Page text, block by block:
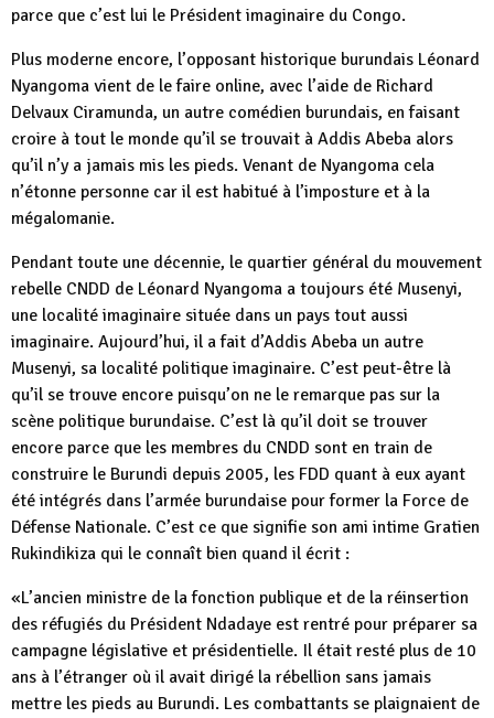
parce que c’est lui le Président imaginaire du Congo.
Plus moderne encore, l’opposant historique burundais Léonard
Nyangoma vient de le faire online, avec l’aide de Richard
Delvaux Ciramunda, un autre comédien burundais, en faisant
croire à tout le monde qu’il se trouvait à Addis Abeba alors
qu’il n’y a jamais mis les pieds. Venant de Nyangoma cela
n’étonne personne car il est habitué à l’imposture et à la
mégalomanie.
Pendant toute une décennie, le quartier général du mouvement
rebelle CNDD de Léonard Nyangoma a toujours été Musenyi,
une localité imaginaire située dans un pays tout aussi
imaginaire. Aujourd’hui, il a fait d’Addis Abeba un autre
Musenyi, sa localité politique imaginaire. C’est peut-être là
qu’il se trouve encore puisqu’on ne le remarque pas sur la
scène politique burundaise. C’est là qu’il doit se trouver
encore parce que les membres du CNDD sont en train de
construire le Burundi depuis 2005, les FDD quant à eux ayant
été intégrés dans l’armée burundaise pour former la Force de
Défense Nationale. C’est ce que signifie son ami intime Gratien
Rukindikiza qui le connaît bien quand il écrit :
«L’ancien ministre de la fonction publique et de la réinsertion
des réfugiés du Président Ndadaye est rentré pour préparer sa
campagne législative et présidentielle. Il était resté plus de 10
ans à l’étranger où il avait dirigé la rébellion sans jamais
mettre les pieds au Burundi. Les combattants se plaignaient de